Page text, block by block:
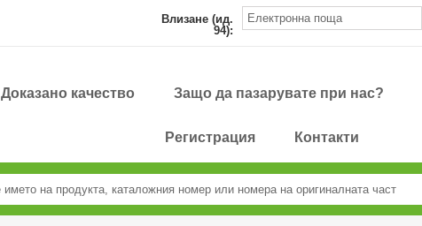
Влизане (ид.
94):
Доказано качество Защо да пазарувате при нас?
Регистрация Контакти